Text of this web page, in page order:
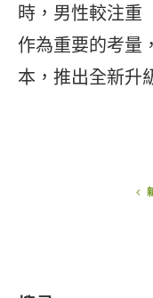
時，男性較注重
作為重要的考量
本，推出全新升